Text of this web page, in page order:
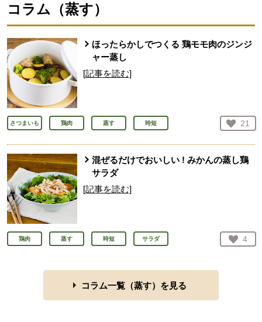
コラム（蒸す）
ほったらかしでつくる 鶏モモ肉のジンジ
ャー蒸し
[記事を読む]
さつまいも 鶏肉 蒸す 時短 お気
21
人
混ぜるだけでおいしい ! みかんの蒸し鶏
サラダ
[記事を読む]
鶏肉 蒸す 時短 サラダ お気
4
人
コラム一覧（蒸す）を見る